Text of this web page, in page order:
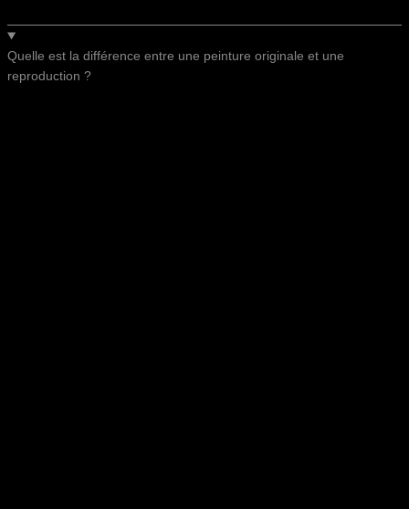
Quelle est la différence entre une peinture originale et une
reproduction ?